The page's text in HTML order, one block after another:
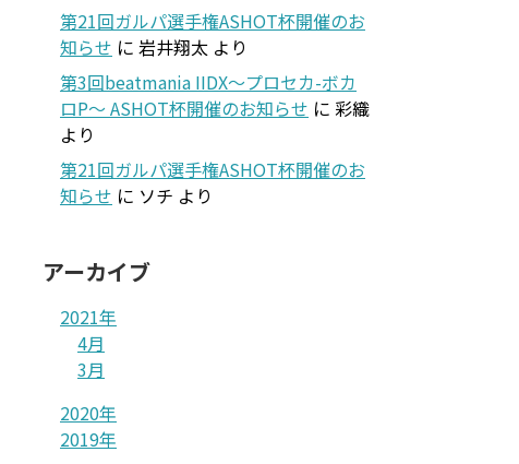
第21回ガルパ選手権ASHOT杯開催のお
知らせ に 岩井翔太 より
第3回beatmania IIDX～プロセカ-ボカ
ロP～ ASHOT杯開催のお知らせ に 彩織
より
第21回ガルパ選手権ASHOT杯開催のお
知らせ に ソチ より
アーカイブ
2021年
4月
3月
2020年
2019年